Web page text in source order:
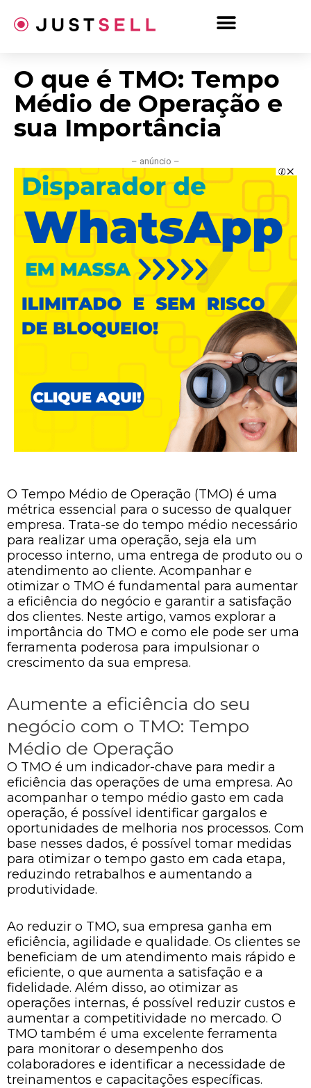
para
O que é TMO: Tempo
Médio de Operação e
sua Importância
– anúncio –
O Tempo Médio de Operação (TMO) é uma
métrica essencial para o sucesso de qualquer
empresa. Trata-se do tempo médio necessário
para realizar uma operação, seja ela um
processo interno, uma entrega de produto ou o
atendimento ao cliente. Acompanhar e
otimizar o TMO é fundamental para aumentar
a eficiência do negócio e garantir a satisfação
dos clientes. Neste artigo, vamos explorar a
importância do TMO e como ele pode ser uma
ferramenta poderosa para impulsionar o
crescimento da sua empresa.
Aumente a eficiência do seu
negócio com o TMO: Tempo
Médio de Operação
O TMO é um indicador-chave para medir a
eficiência das operações de uma empresa. Ao
acompanhar o tempo médio gasto em cada
operação, é possível identificar gargalos e
oportunidades de melhoria nos processos. Com
base nesses dados, é possível tomar medidas
para otimizar o tempo gasto em cada etapa,
reduzindo retrabalhos e aumentando a
produtividade.
Ao reduzir o TMO, sua empresa ganha em
eficiência, agilidade e qualidade. Os clientes se
beneficiam de um atendimento mais rápido e
eficiente, o que aumenta a satisfação e a
fidelidade. Além disso, ao otimizar as
operações internas, é possível reduzir custos e
aumentar a competitividade no mercado. O
TMO também é uma excelente ferramenta
para monitorar o desempenho dos
colaboradores e identificar a necessidade de
treinamentos e capacitações específicas.